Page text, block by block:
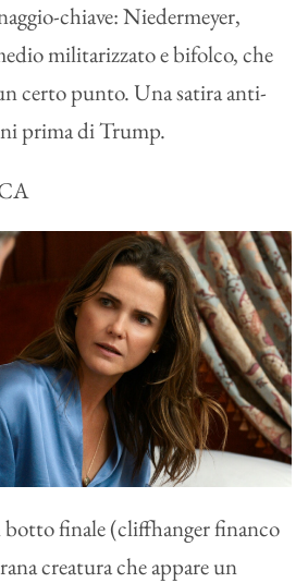
chiave: Niedermeyer,
militarizzato e bifolco, che
certo punto. Una satira anti-
prima di Trump.
botto finale (cliffhanger financo
creatura che appare un